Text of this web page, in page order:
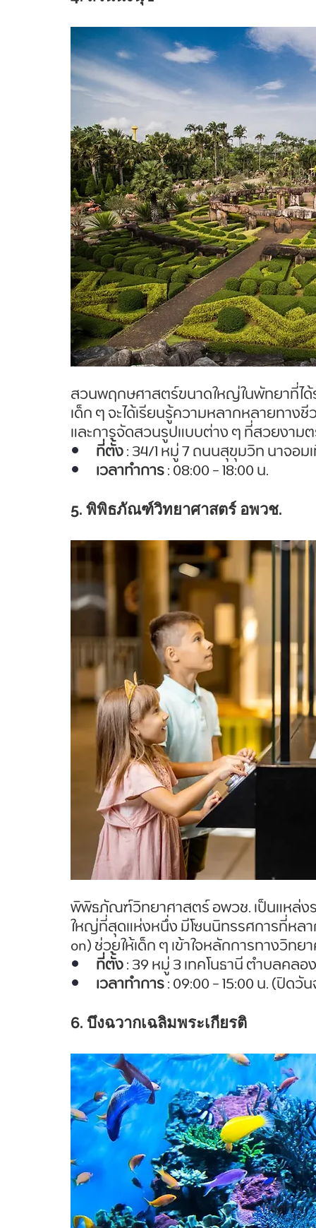
สวนพฤกษศาสตร์ขนาดใหญ่ในพัทยาที่ไ
เด็ก ๆ จะได้เรียนรู้ความหลากหลายทา
และการจัดสวนรูปแบบต่าง ๆ ที่สวยงาม
ที่ตั้ง : 34/1 หมู่ 7 ถนนสุขุมวิท นาจอ
เวลาทำการ : 08:00 - 18:00 น.
5. พิพิธภัณฑ์วิทยาศาสตร์ อพวช.
พิพิธภัณฑ์วิทยาศาสตร์ อพวช. เป็นแหล่ง
ใหญ่ที่สุดแห่งหนึ่ง มีโซนนิทรรศการที่หล
on) ช่วยให้เด็ก ๆ เข้าใจหลักการทางวิท
ที่ตั้ง : 39 หมู่ 3 เทคโนธานี ตำบลคล
เวลาทำการ : 09:00 - 15:00 น. (ปิดวั
6. บึงฉวากเฉลิมพระเกียรติ